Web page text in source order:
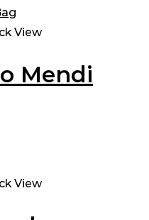
View
Mendi
View